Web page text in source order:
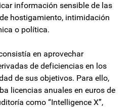
información sensible de las
hostigamiento, intimidación
o política.
en aprovechar
de deficiencias en los
de sus objetivos. Para ello,
licencias anuales en euros de
como “Intelligence X”,